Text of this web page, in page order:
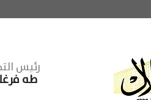
رئيس
طه